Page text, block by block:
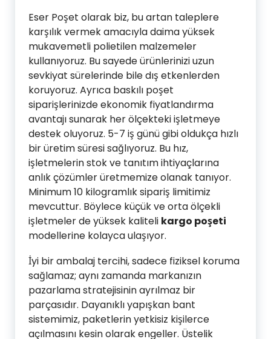
Eser Poşet olarak biz, bu artan taleplere
karşılık vermek amacıyla daima yüksek
mukavemetli polietilen malzemeler
kullanıyoruz. Bu sayede ürünlerinizi uzun
sevkiyat sürelerinde bile dış etkenlerden
koruyoruz. Ayrıca baskılı poşet
siparişlerinizde ekonomik fiyatlandırma
avantajı sunarak her ölçekteki işletmeye
destek oluyoruz. 5-7 iş günü gibi oldukça hızlı
bir üretim süresi sağlıyoruz. Bu hız,
işletmelerin stok ve tanıtım ihtiyaçlarına
anlık çözümler üretmemize olanak tanıyor.
Minimum 10 kilogramlık sipariş limitimiz
mevcuttur. Böylece küçük ve orta ölçekli
işletmeler de yüksek kaliteli kargo poşeti
modellerine kolayca ulaşıyor.
İyi bir ambalaj tercihi, sadece fiziksel koruma
sağlamaz; aynı zamanda markanızın
pazarlama stratejisinin ayrılmaz bir
parçasıdır. Dayanıklı yapışkan bant
sistemimiz, paketlerin yetkisiz kişilerce
açılmasını kesin olarak engeller. Üstelik